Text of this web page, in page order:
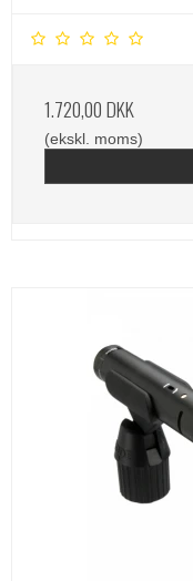
1.720,00 DKK
(ekskl. moms)